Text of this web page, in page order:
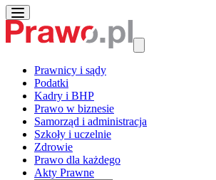
Prawnicy i sądy
Podatki
Kadry i BHP
Prawo w biznesie
Samorząd i administracja
Szkoły i uczelnie
Zdrowie
Prawo dla każdego
Akty Prawne